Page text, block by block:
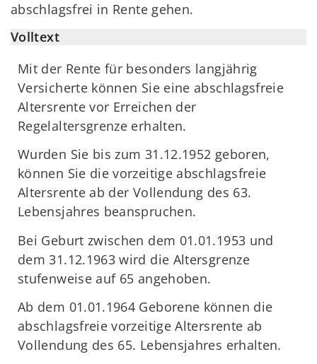
abschlagsfrei in Rente gehen.
Volltext
Mit der Rente für besonders langjährig
Versicherte können Sie eine abschlagsfreie
Altersrente vor Erreichen der
Regelaltersgrenze erhalten.
Wurden Sie bis zum 31.12.1952 geboren,
können Sie die vorzeitige abschlagsfreie
Altersrente ab der Vollendung des 63.
Lebensjahres beanspruchen.
Bei Geburt zwischen dem 01.01.1953 und
dem 31.12.1963 wird die Altersgrenze
stufenweise auf 65 angehoben.
Ab dem 01.01.1964 Geborene können die
abschlagsfreie vorzeitige Altersrente ab
Vollendung des 65. Lebensjahres erhalten.